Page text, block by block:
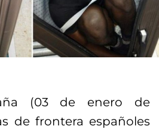
(03 de enero de
de frontera españoles